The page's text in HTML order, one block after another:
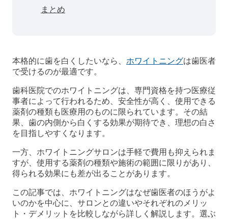
まとめ
本格的に歯を白くしたいなら、 ホワイトニングは歯医者
で受けるのが最適です。
歯科医院でのホワイトニングは、専門資格を持つ医療従
事者によって行われるため、安全性が高く、使用できる
薬剤の種類も医療用のものに限られています。その結
果、歯の内側から白くする効果が期待でき、理想の白さ
を目指しやすくなります。
一方、ホワイトニングサロンは手軽で費用も抑えられま
すが、使用する薬剤の種類や施術の範囲に限りがあり、
得られる効果にも差が出ることがあります。
この記事では、ホワイトニングはなぜ歯医者のほうがよ
いのかを中心に、サロンとの違いやそれぞれのメリッ
ト・デメリットを比較しながら詳しく解説します。選ぶ